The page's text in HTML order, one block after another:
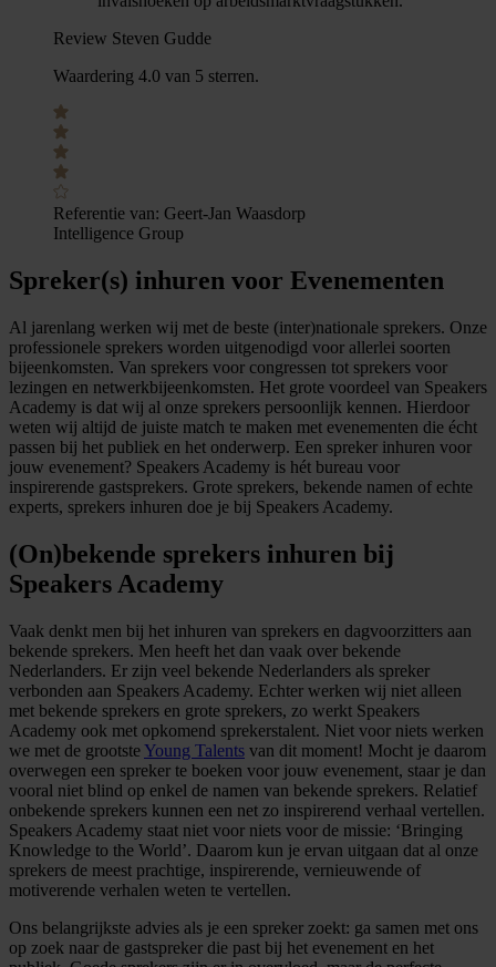
Review Steven Gudde
Waardering 4.0 van 5 sterren.
Referentie van: Geert-Jan Waasdorp
Intelligence Group
Spreker(s) inhuren voor Evenementen
Al jarenlang werken wij met de beste (inter)nationale sprekers. Onze
professionele sprekers worden uitgenodigd voor allerlei soorten
bijeenkomsten. Van sprekers voor congressen tot sprekers voor
lezingen en netwerkbijeenkomsten. Het grote voordeel van Speakers
Academy is dat wij al onze sprekers persoonlijk kennen. Hierdoor
weten wij altijd de juiste match te maken met evenementen die écht
passen bij het publiek en het onderwerp. Een spreker inhuren voor
jouw evenement? Speakers Academy is hét bureau voor
inspirerende gastsprekers. Grote sprekers, bekende namen of echte
experts, sprekers inhuren doe je bij Speakers Academy.
(On)bekende sprekers inhuren bij
Speakers Academy
Vaak denkt men bij het inhuren van sprekers en dagvoorzitters aan
bekende sprekers. Men heeft het dan vaak over bekende
Nederlanders. Er zijn veel bekende Nederlanders als spreker
verbonden aan Speakers Academy. Echter werken wij niet alleen
met bekende sprekers en grote sprekers, zo werkt Speakers
Academy ook met opkomend sprekerstalent. Niet voor niets werken
we met de grootsteYoung Talents van dit moment! Mocht je daarom
overwegen een spreker te boeken voor jouw evenement, staar je dan
vooral niet blind op enkel de namen van bekende sprekers. Relatief
onbekende sprekers kunnen een net zo inspirerend verhaal vertellen.
Speakers Academy staat niet voor niets voor de missie: ‘Bringing
Knowledge to the World’. Daarom kun je ervan uitgaan dat al onze
sprekers de meest prachtige, inspirerende, vernieuwende of
motiverende verhalen weten te vertellen.
Ons belangrijkste advies als je een spreker zoekt: ga samen met ons
op zoek naar de gastspreker die past bij het evenement en het